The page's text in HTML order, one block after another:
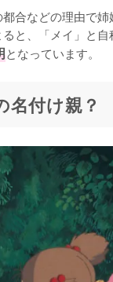
合などの理由で
と、「メイ」と
となっています。
名付け親？